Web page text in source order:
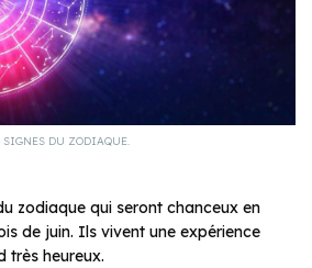
SIGNES DU ZODIAQUE.
zodiaque qui seront chanceux en
de juin. Ils vivent une expérience
très heureux.